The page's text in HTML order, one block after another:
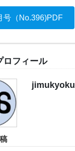
号（No.396)PDF
ロフィール